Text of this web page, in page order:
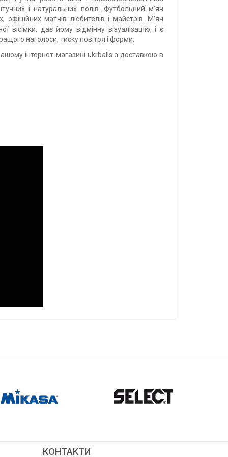
і натуральних полів. Футбольний м'яч
матчів любителів і майстрів. М'яч
вісімки, дає йому відмінну візуалізацію, і є
наголоси, тиску повітря і форми.
інтернет-магазині ukrballs з доставкою в
КОНТАКТИ